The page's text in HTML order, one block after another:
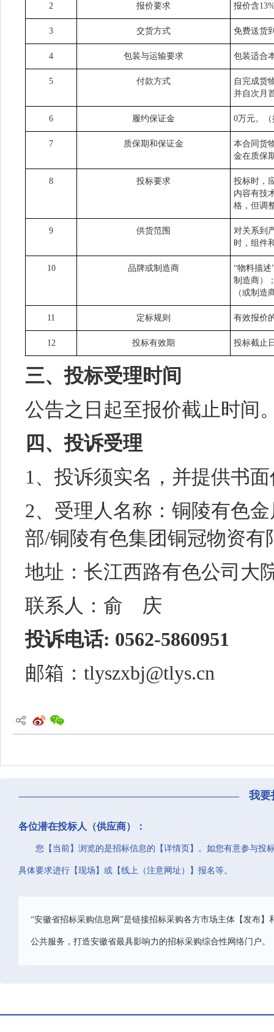
2 报价要求 报价含
3 交货方式 免费送货
4 包装与运输要求 包装适合
5 付款方式
自完成货
并自次月
6 履约保证金 0万元。
7 质保期和保证金
本合同货
金在质保
8 投标要求
投标时，
内容有技
格，但调
9 供货范围
对关系到
时，组件
10 品牌或制造商
“物料描
制造商）
（或制造
11 定标规则 有效报价
12 投标有效期 投标截止
三、投标受理时间
公告之日起至报价截止时间
四、投诉受理
1、投诉须实名，并提供书
2、受理人名称：铜陵有色
部/铜陵有色集团铜冠物资有
地址：长江西路有色公司大
联系人：俞 庆
投诉电话: 0562-5860951
邮箱：tlyszxbj@tlys.cn
我要
各位潜在投标人（供应商）：
您【当前】浏览的是招标信息的【详情页】。如您有意参与投
具体要求进行【现场】或【线上（注意网址）】报名等。
“安徽省招标采购信息网”是链接招标采购各方市场主体【发布
公共服务，打造安徽省最具影响力的招标采购综合性网络门户。